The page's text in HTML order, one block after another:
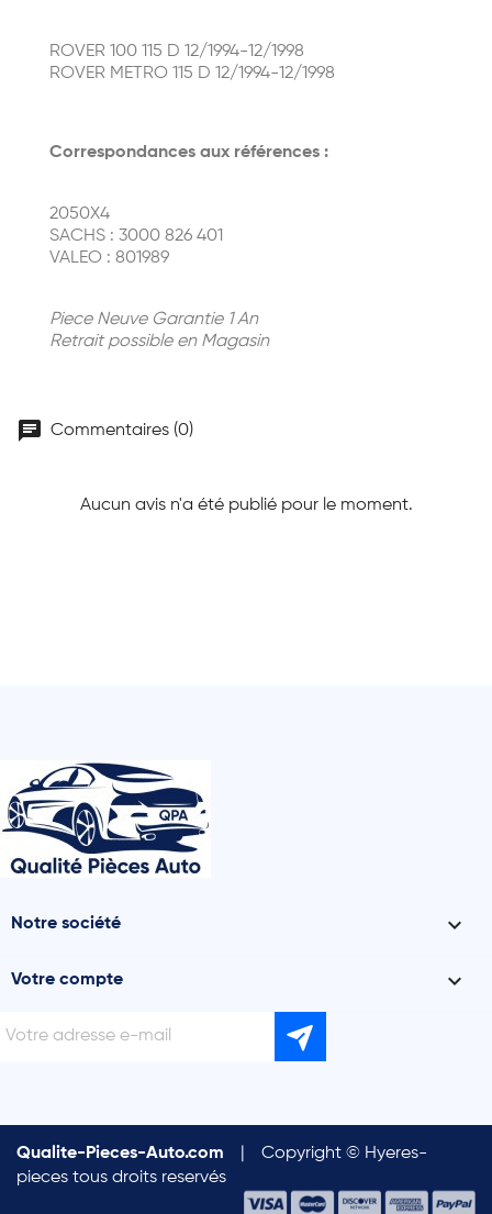
ROVER 100 115 D 12/1994-12/1998
ROVER METRO 115 D 12/1994-12/1998
Correspondances aux références :
2050X4
SACHS : 3000 826 401
VALEO : 801989
Piece Neuve Garantie 1 An
Retrait possible en Magasin
chat Commentaires (0)
Aucun avis n'a été publié pour le moment.
Notre société 
Votre compte 
Qualite-Pieces-Auto.com
Copyright © Hyeres-
pieces tous droits reservés